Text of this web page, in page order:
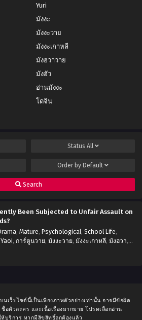
Yuri
มังงะ
มังงะวาย
มังงะเกาหลี
มังฮวาวาย
มังฮัว
อ่านมังงะ
โดจิน
Status All
Order by Default
Search
Been Subjected to Unfair Assault on
, Mature, Psychological, School Life,
Yaoi, การ์ตูนวาย, มังงะวาย, มังงะเกาหลี, มังฮวา,
นเว็บไซต์นี้เป็นเพียงภาพตัวอย่างเท่านั้น อาจมีข้อผิด
อตัวละคร และเนื้อเรื่องมากมาย โปรดเลือกอ่าน
ห้บริการ หากมีลิขสิทธิ์ถูกต้องแล้ว